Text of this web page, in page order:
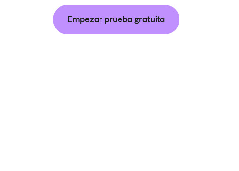
Empezar prueba gratuita